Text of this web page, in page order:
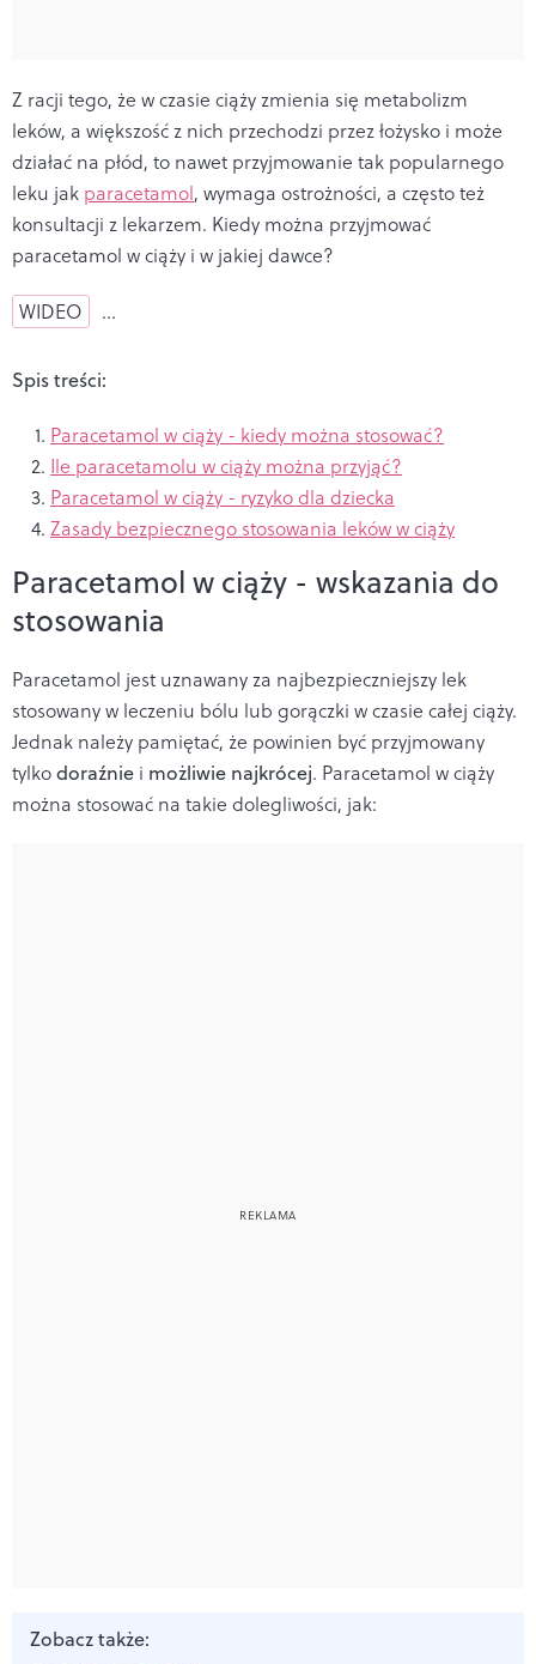
Z racji tego, że w czasie ciąży zmienia się metabolizm
leków, a większość z nich przechodzi przez łożysko i może
działać na płód, to nawet przyjmowanie tak popularnego
leku jak paracetamol, wymaga ostrożności, a często też
konsultacji z lekarzem. Kiedy można przyjmować
paracetamol w ciąży i w jakiej dawce?
WIDEO …
Spis treści:
Paracetamol w ciąży - kiedy można stosować?
Ile paracetamolu w ciąży można przyjąć?
Paracetamol w ciąży - ryzyko dla dziecka
Zasady bezpiecznego stosowania leków w ciąży
Paracetamol w ciąży - wskazania do
stosowania
Paracetamol jest uznawany za najbezpieczniejszy lek
stosowany w leczeniu bólu lub gorączki w czasie całej ciąży.
Jednak należy pamiętać, że powinien być przyjmowany
tylkodoraźnie i możliwie najkrócej. Paracetamol w ciąży
można stosować na takie dolegliwości, jak:
Zobacz także: